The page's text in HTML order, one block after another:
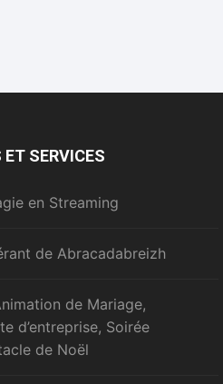
SERVICES
en Streaming
de Abracadabreizh
de Mariage,
d’entreprise, Soirée
de Noël